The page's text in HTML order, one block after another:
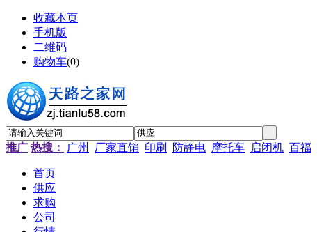
收藏本页
手机版
二维码
购物车(0)
推广 热搜： 广州 厂家直销 印刷 防静电 摩托车 启闭机 百福
首页
供应
求购
公司